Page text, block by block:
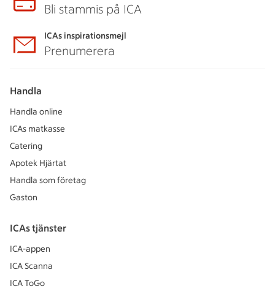
Bli stammis på ICA
ICAs inspirationsmejl
Prenumerera
Handla
Handla online
ICAs matkasse
Catering
Apotek Hjärtat
Handla som företag
Gaston
ICAs tjänster
ICA-appen
ICA Scanna
ICA ToGo